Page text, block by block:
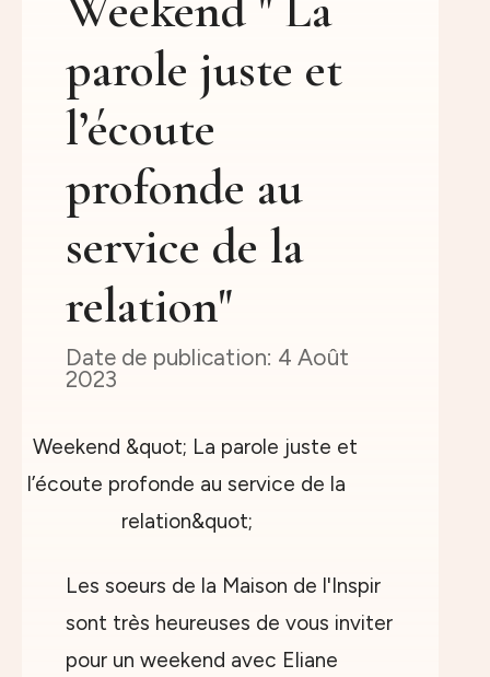
parole juste et
l’écoute
profonde au
service de la
relation"
4 Août
2023
Les soeurs de la Maison de l'Inspir
sont très heureuses de vous inviter
pour un weekend avec Eliane